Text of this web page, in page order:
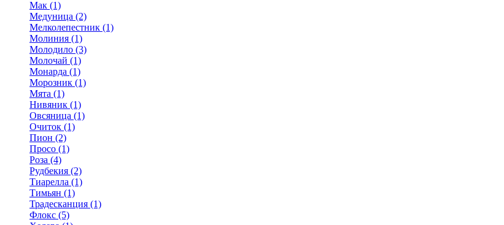
Мак (1)
Медуница (2)
Мелколепестник (1)
Молиния (1)
Молодило (3)
Молочай (1)
Монарда (1)
Морозник (1)
Мята (1)
Нивяник (1)
Овсяница (1)
Очиток (1)
Пион (2)
Просо (1)
Роза (4)
Рудбекия (2)
Тиарелла (1)
Тимьян (1)
Традесканция (1)
Флокс (5)